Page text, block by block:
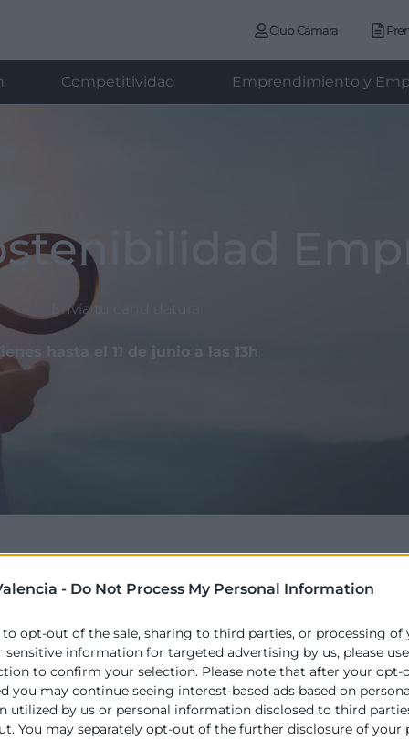
- Do Not Process My Personal Information
to opt-out of the sale, sharing to third parties, or processing of
sensitive information for targeted advertising by us, please
to confirm your selection. Please note that after your opt-
you may continue seeing interest-based ads based on
utilized by us or personal information disclosed to third
You may separately opt-out of the further disclosure of your
Club Cámara
Competitividad Emprendimiento y
Envía tu candidatura
hasta el 11 de junio a las 13h
único como reconocimiento a la empresa que
y medioambientales en su estrategia de negocio,
del entorno y la creación de valor para la comunidad.
a valorar por el Jurado, se tendrá en cuenta:
a la eficiencia energética, el uso de energías